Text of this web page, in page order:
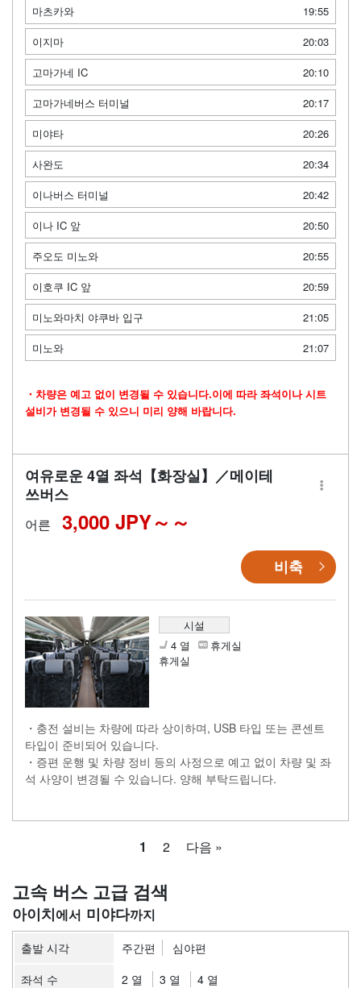
마츠카와
19:55
이지마
20:03
고마가네 IC
20:10
고마가네버스 터미널
20:17
미야타
20:26
사완도
20:34
이나버스 터미널
20:42
이나 IC 앞
20:50
주오도 미노와
20:55
이호쿠 IC 앞
20:59
미노와마치 야쿠바 입구
21:05
미노와
21:07
・차량은 예고 없이 변경될 수 있습니다.이에 따라 좌석이나 시트
설비가 변경될 수 있으니 미리 양해 바랍니다.
여유로운 4열 좌석【화장실】／메이테
쓰버스
어른 3,000 JPY～
비축
시설
4 열
휴게실
휴게실
・충전 설비는 차량에 따라 상이하며, USB 타입 또는 콘센트
타입이 준비되어 있습니다.
・증편 운행 및 차량 정비 등의 사정으로 예고 없이 차량 및 좌
석 사양이 변경될 수 있습니다. 양해 부탁드립니다.
1 2 다음 »
고속 버스 고급 검색
아이치 미야다
출발 시각 주간편
심야편
좌석 수
2 열 3 열 4 열